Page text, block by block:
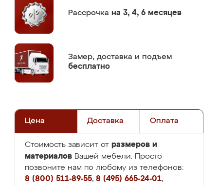
Рассрочка на 3, 4, 6 месяцев
Замер, доставка и подъем
бесплатно
Цена Доставка Оплата
Стоимость зависит от размеров и
материалов Вашей мебели. Просто
позвоните нам по любому из телефонов:
8 (800) 511-89-55, 8 (495) 665-24-01,